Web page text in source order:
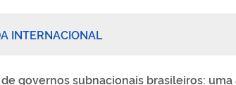
INTERNACIONAL
governos subnacionais brasileiros: